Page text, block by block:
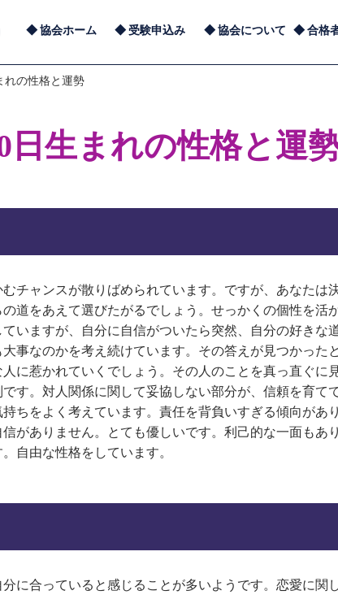
協会ホーム 受験申込み 協会について 合格
れの性格と運勢
日生まれの性格と運
チャンスが散りばめられています。ですが、あなたは
道をあえて選びたがるでしょう。せっかくの個性を活
いますが、自分に自信がついたら突然、自分の好きな
事なのかを考え続けています。その答えが見つかった
に惹かれていくでしょう。その人のことを真っ直ぐに
す。対人関係に関して妥協しない部分が、信頼を育て
ちをよく考えています。責任を背負いすぎる傾向があ
がありません。とても優しいです。利己的な一面もあ
自由な性格をしています。
に合っていると感じることが多いようです。恋愛に関